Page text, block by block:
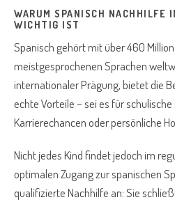
WARUM SPANISCH NACHHILFE
WICHTIG IST
Spanisch gehört mit über 460
meistgesprochenen Sprachen
internationaler Prägung, bietet die
echte Vorteile – sei es für schulische
Karrierechancen oder persönliche
Nicht jedes Kind findet jedoch im
optimalen Zugang zur spanischen
qualifizierte Nachhilfe an: Sie